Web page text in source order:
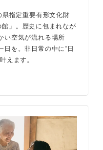
指定重要有形文化財
」。歴史に包まれなが
い空気が流れる場所
を。非日常の中に“日
えます。